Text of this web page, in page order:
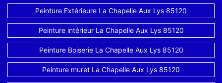
Peinture Extérieure La Chapelle Aux Lys 85120
Peinture intérieur La Chapelle Aux Lys 85120
Peinture Boiserie La Chapelle Aux Lys 85120
Peinture muret La Chapelle Aux Lys 85120